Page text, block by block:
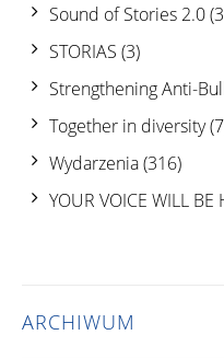
Sound of Stories 2.0
STORIAS (3)
Strengthening Anti-
Together in diversity
Wydarzenia(316)
YOUR VOICE WILL BE
ARCHIWUM